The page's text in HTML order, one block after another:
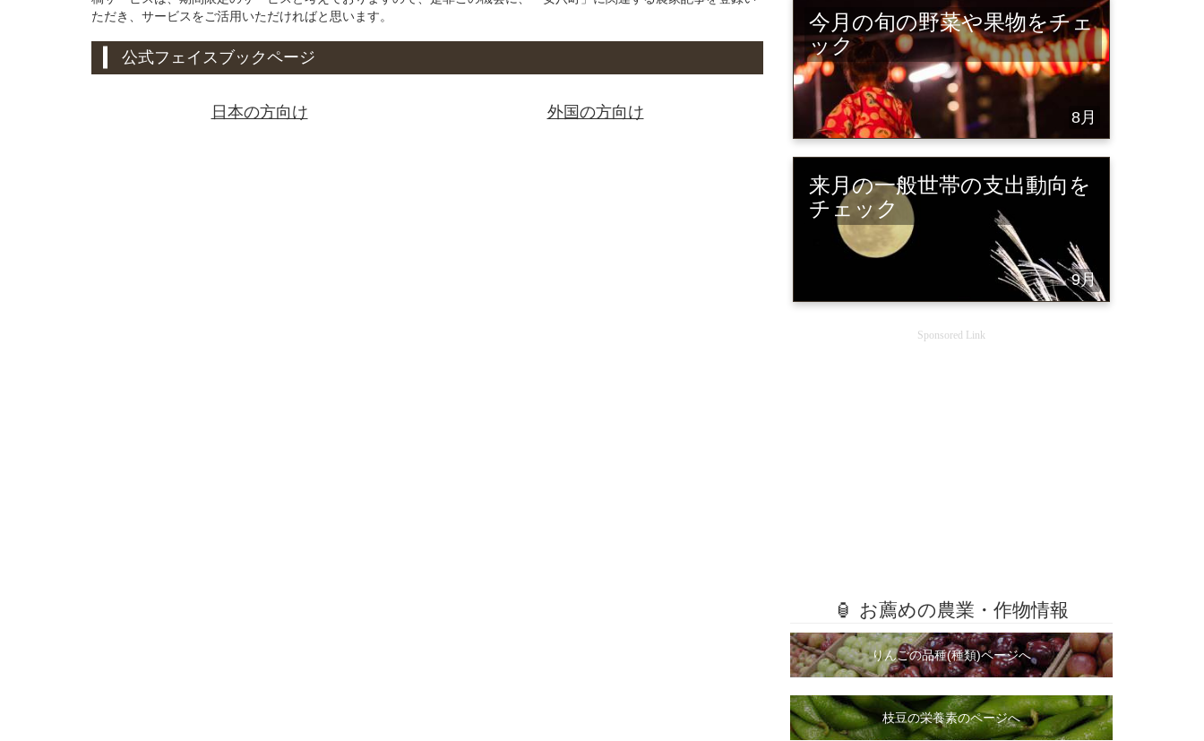
ただき、サービスをご活用いただければと思います。
公式フェイスブックページ
日本の方向け 外国の方向け
今月の旬の野菜や果物をチェ
ック
8月
来月の一般世帯の支出動向を
チェック
9月
Sponsored Link
🏮 お薦めの農業・作物情報
りんごの品種(種類)ページへ
枝豆の栄養素のページへ